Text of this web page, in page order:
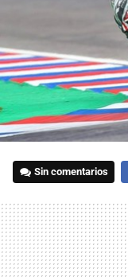
Sin comentarios